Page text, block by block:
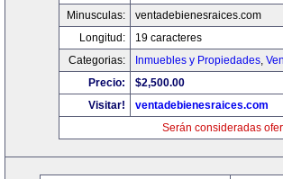
Minusculas:
ventadebienesraices.com
Longitud:
19 caracteres
Categorias:
Inmuebles y Propiedades,
Precio:
$2,500.00
Visitar!
ventadebienesraices.com
Serán consideradas